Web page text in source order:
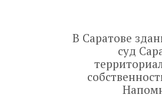
В Саратове
суд